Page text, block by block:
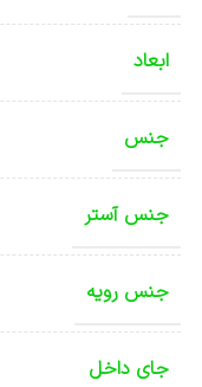
ابعاد
جنس
جنس آستر
جنس رویه
جای داخل